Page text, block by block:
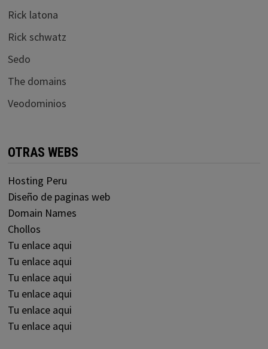
Rick latona
Rick schwatz
Sedo
The domains
Veodominios
OTRAS WEBS
Hosting Peru
Diseño de paginas web
Domain Names
Chollos
Tu enlace aqui
Tu enlace aqui
Tu enlace aqui
Tu enlace aqui
Tu enlace aqui
Tu enlace aqui